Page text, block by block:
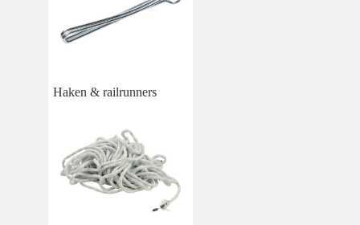
Haken & railrunners